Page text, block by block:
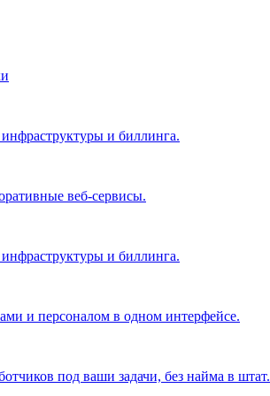
и биллинга.
веб-сервисы.
и биллинга.
и персоналом в одном интерфейсе.
под ваши задачи, без найма в штат.